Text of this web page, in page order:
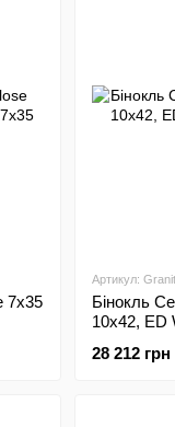
7х35
Артикул:
Бінокль
10х42, ED
28 212 грн